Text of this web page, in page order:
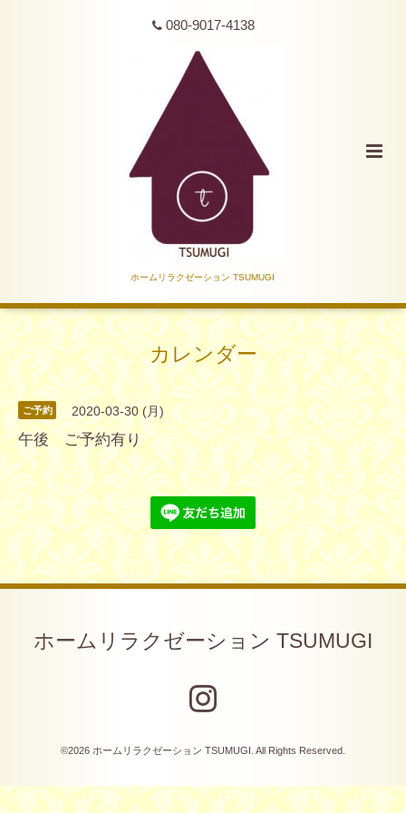
080-9017-4138
ホームリラクゼーション TSUMUGI
カレンダー
ご予約 2020-03-30 (月)
午後 ご予約有り
ホームリラクゼーション TSUMUGI
©2026 ホームリラクゼーション TSUMUGI . All Rights Reserved.